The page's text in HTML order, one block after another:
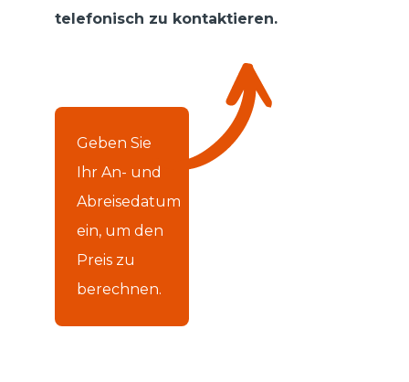
telefonisch zu kontaktieren.
Geben Sie
Ihr An- und
Abreisedatum
ein, um den
Preis zu
berechnen.